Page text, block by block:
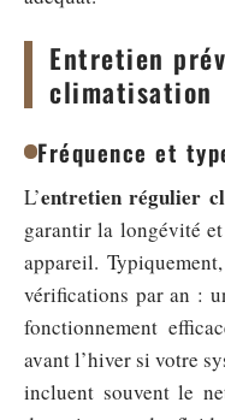
Entretien
climatisation
Fréquence et
L’entretien régulier
garantir la longévité
appareil.
vérifications par an :
fonctionnement
avant l’hiver si votre
incluent souvent le